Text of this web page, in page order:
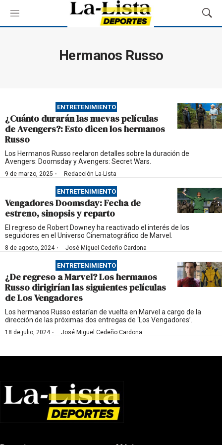
M
e
M
o
ú
s
q
u
Hermanos Russo
ENTRETENIMIENTO
¿Cuánto durarán las nuevas películas
de Avengers?: Esto dicen los hermanos
Russo
Los Hermanos Russo reelaron detalles sobre la duración de
Avengers: Doomsday y Avengers: Secret Wars.
9 de marzo, 2025 · Redacción La-Lista
ENTRETENIMIENTO
Vengadores Doomsday: Fecha de
estreno, sinopsis y reparto
El regreso de Robert Downey ha reactivado el interés de los
seguidores en el Universo Cinematográfico de Marvel.
8 de agosto, 2024· José Miguel Cedeño Cardona
ENTRETENIMIENTO
¿De regreso a Marvel? Los hermanos
Russo dirigirían las siguientes películas
de Los Vengadores
Los hermanos Russo estarían de vuelta en Marvel a cargo de la
dirección de las próximas dos entregas de ‘Los Vengadores’.
18 de julio, 2024· José Miguel Cedeño Cardona